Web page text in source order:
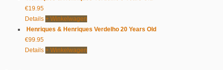
€19.95
Details + Winkelwagen
Henriques & Henriques Verdelho 20 Years Old
€99.95
Details + Winkelwagen